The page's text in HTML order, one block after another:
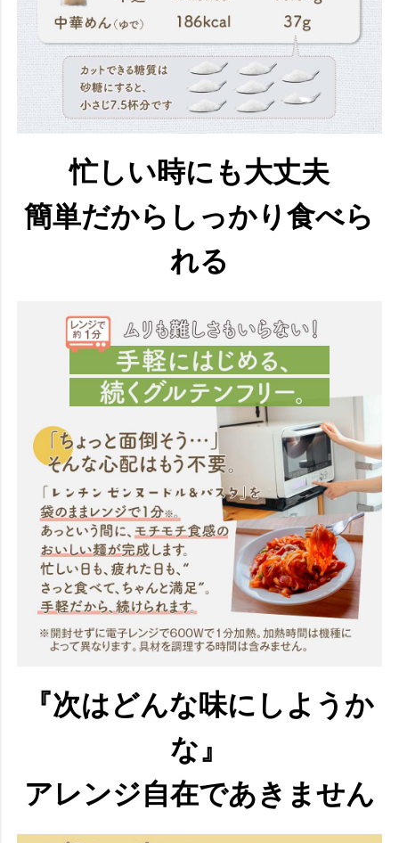
忙しい時にも大丈夫
簡単だからしっかり食べら
れる
『次はどんな味にしようか
な』
アレンジ自在であきません